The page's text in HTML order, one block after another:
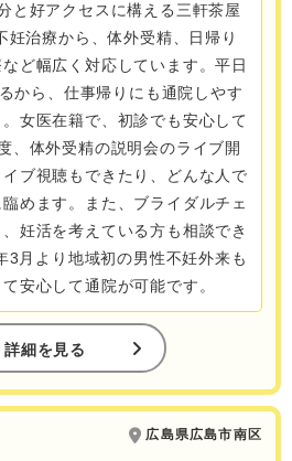
と好アクセスに構える三軒茶屋
妊治療から、体外受精、日帰り
ど幅広く対応しています。平日
から、仕事帰りにも通院しやす
女医在籍で、初診でも安心して
、体外受精の説明会のライブ開
ブ視聴もできたり、どんな人で
めます。また、ブライダルチェ
妊活を考えている方も相談でき
3月より地域初の男性不妊外来も
安心して通院が可能です。
詳細を見る
広島県広島市南区